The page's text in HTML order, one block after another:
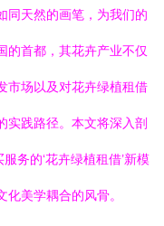
同天然的画笔，为我们的
的首都，其花卉产业不仅
市场以及对花卉绿植租借
实践路径。本文将深入剖
务的‘花卉绿植租借’新模
美学耦合的风骨。